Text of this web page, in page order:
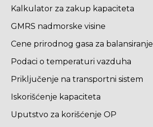
Kalkulator za zakup kapaciteta
GMRS nadmorske visine
Cene prirodnog gasa za balansiranje
Podaci o temperaturi vazduha
Priključenje na transportni sistem
Iskorišćenje kapaciteta
Uputstvo za korišćenje OP